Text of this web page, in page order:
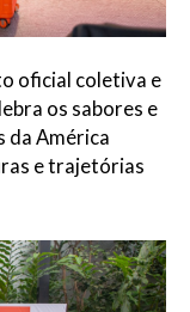
oficial coletiva e
os sabores e
da América
e trajetórias